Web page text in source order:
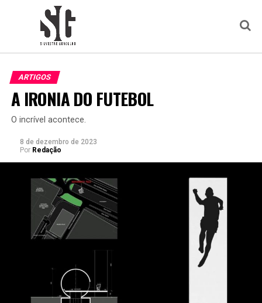
ARTIGOS
A IRONIA DO FUTEBOL
O incrível acontece.
8 de dezembro de 2023
Por Redação